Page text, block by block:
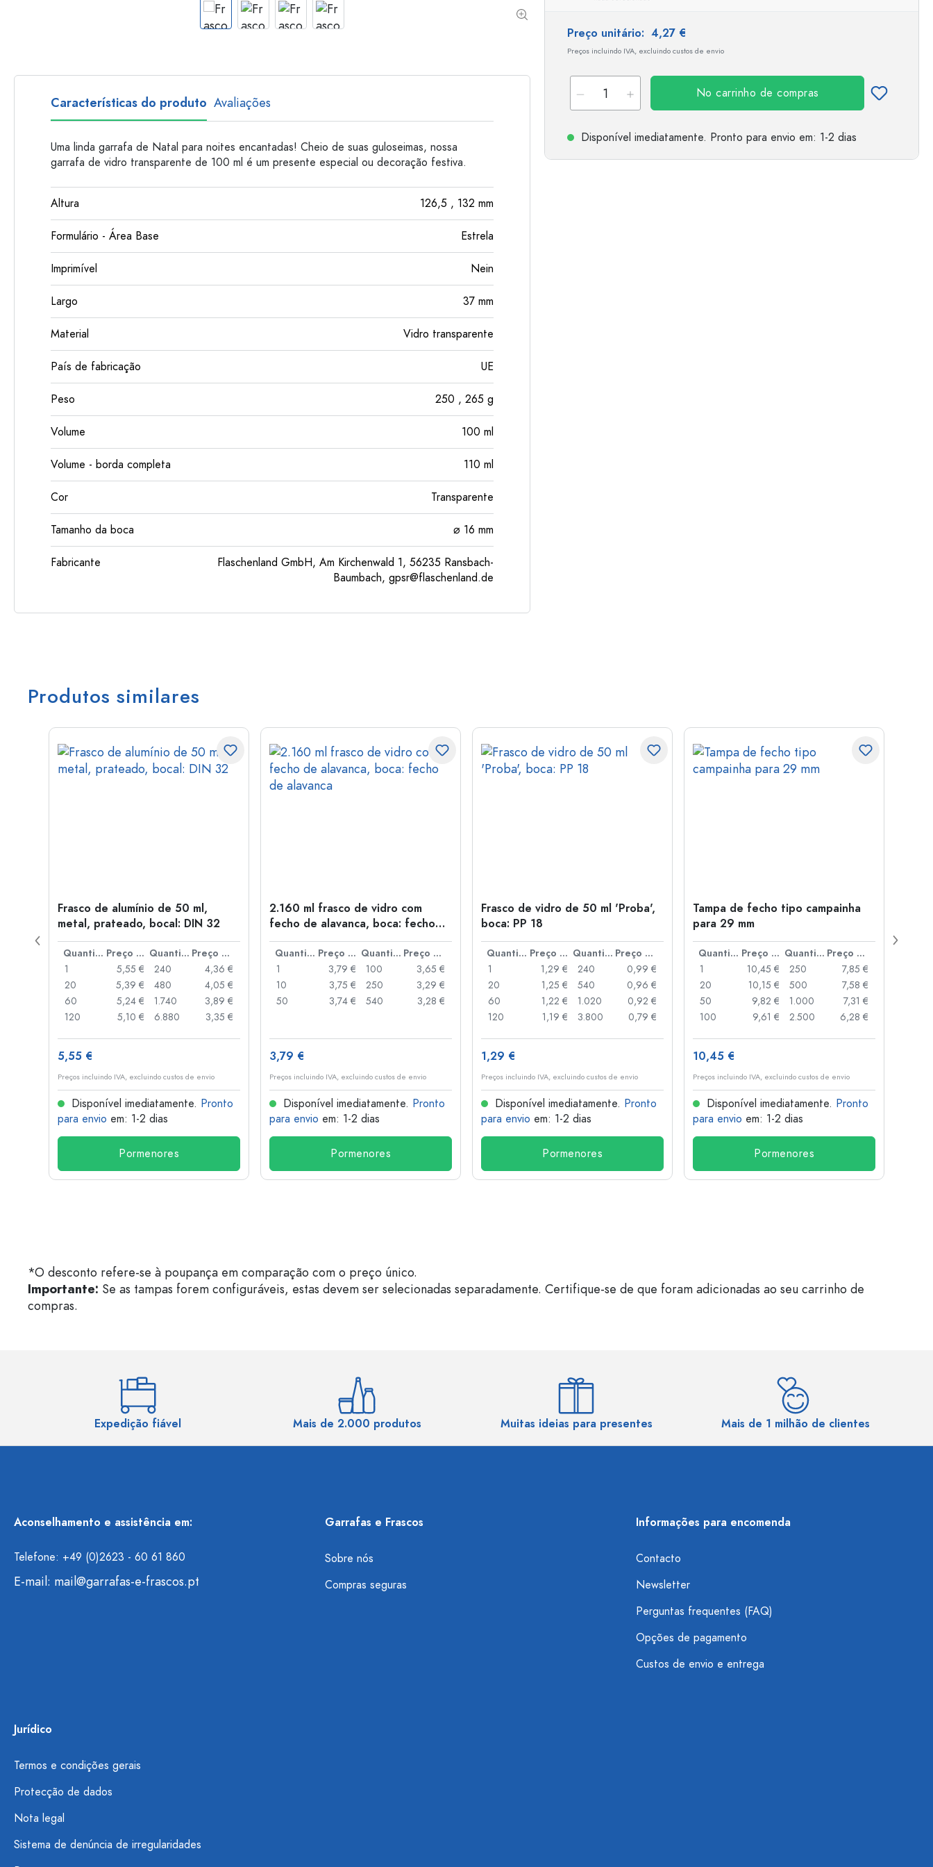
Garrafas de plastico
Preço unitário: 4,27 €
Preços incluindo IVA, excluindo custos de envio
No carrinho de compras
Disponível imediatamente. Pronto para envio em: 1-2 dias
Características do produto Avaliações
Uma linda garrafa de Natal para noites encantadas! Cheio de suas guloseimas, nossa
garrafa de vidro transparente de 100 ml é um presente especial ou decoração festiva.
Altura 126,5 , 132 mm
Formulário - Área Base Estrela
Imprimível Nein
Largo 37 mm
Material Vidro transparente
País de fabricação UE
Peso 250 , 265 g
Volume 100 ml
Volume - borda completa 110 ml
Cor Transparente
Tamanho da boca ⌀ 16 mm
Fabricante
Flaschenland GmbH, Am Kirchenwald 1, 56235 Ransbach-
Baumbach, gpsr@flaschenland.de
Produtos similares
Frasco de alumínio de 50 ml,
metal, prateado, bocal: DIN 32
Quantidade Preço por peça Quantidade
Preço por peça
1
5,55 €
20
5,39 €
60
5,24 €
120
5,10 €
240
4,36 €
480
4,05 €
1.740
3,89 €
6.880
3,35 €
5,55 €
Preços incluindo IVA, excluindo custos de envio
Disponível imediatamente. Pronto
para envio em: 1-2 dias
Pormenores
2.160 ml frasco de vidro com
fecho de alavanca, boca: fecho
de alavanca
Quantidade Preço por peça Quantidade
Preço por peça
1
3,79 €
10
3,75 €
50
3,74 €
100
3,65 €
250
3,29 €
540
3,28 €
3,79 €
Preços incluindo IVA, excluindo custos de envio
Disponível imediatamente. Pronto
para envio em: 1-2 dias
Pormenores
Frasco de vidro de 50 ml 'Proba',
boca: PP 18
Quantidade Preço por peça Quantidade
Preço por peça
1
1,29 €
20
1,25 €
60
1,22 €
120
1,19 €
240
0,99 €
540
0,96 €
1.020
0,92 €
3.800
0,79 €
1,29 €
Preços incluindo IVA, excluindo custos de envio
Disponível imediatamente. Pronto
para envio em: 1-2 dias
Pormenores
Tampa de fecho tipo campainha
para 29 mm
Quantidade Preço por peça Quantidade
Preço por peça
1
10,45 €
20
10,15 €
50
9,82 €
100
9,61 €
250
7,85 €
500
7,58 €
1.000
7,31 €
2.500
6,28 €
10,45 €
Preços incluindo IVA, excluindo custos de envio
Disponível imediatamente. Pronto
para envio em: 1-2 dias
Pormenores
*O desconto refere-se à poupança em comparação com o preço único.
Importante: Se as tampas forem configuráveis, estas devem ser selecionadas separadamente. Certifique-se de que foram adicionadas ao seu carrinho de
compras.
Expedição fiável Mais de 2.000 produtos Muitas ideias para presentes Mais de 1 milhão de clientes
Aconselhamento e assistência em:
Telefone: +49 (0)2623 - 60 61 860
E-mail: mail@garrafas-e-frascos.pt
Garrafas e Frascos
Sobre nós
Compras seguras
Informações para encomenda
Contacto
Newsletter
Perguntas frequentes (FAQ)
Opções de pagamento
Custos de envio e entrega
Jurídico
Termos e condições gerais
Protecção de dados
Nota legal
Sistema de denúncia de irregularidades